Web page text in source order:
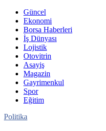
Güncel
Ekonomi
Borsa Haberleri
İş Dünyası
Lojistik
Otovitrin
Asayiş
Magazin
Gayrimenkul
Spor
Eğitim
Politika